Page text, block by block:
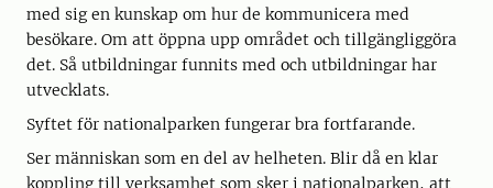
med sig en kunskap om hur de kommunicera med
besökare. Om att öppna upp området och tillgängliggöra
det. Så utbildningar funnits med och utbildningar har
utvecklats.
Syftet för nationalparken fungerar bra fortfarande.
Ser människan som en del av helheten. Blir då en klar
koppling till verksamhet som sker i nationalparken, att